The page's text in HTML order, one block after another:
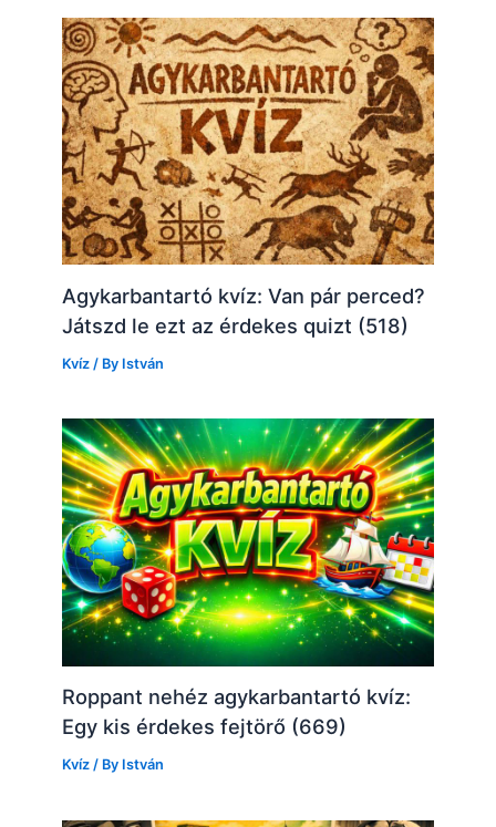
Agykarbantartó kvíz: Van pár perced?
Játszd le ezt az érdekes quizt (518)
Kvíz / By István
Roppant nehéz agykarbantartó kvíz:
Egy kis érdekes fejtörő (669)
Kvíz / By István